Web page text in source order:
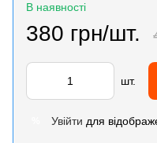
В наявності
380 грн/шт.
шт.
Увійти для